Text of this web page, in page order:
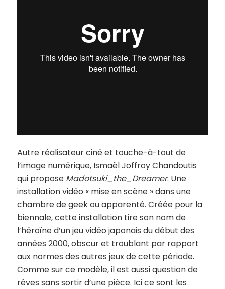
Autre réalisateur ciné et touche-à-tout de
l’image numérique, Ismaël Joffroy Chandoutis
qui propose Madotsuki_the_Dreamer. Une
installation vidéo « mise en scène » dans une
chambre de geek ou apparenté. Créée pour la
biennale, cette installation tire son nom de
l’héroïne d’un jeu vidéo japonais du début des
années 2000, obscur et troublant par rapport
aux normes des autres jeux de cette période.
Comme sur ce modèle, il est aussi question de
rêves sans sortir d’une pièce. Ici ce sont les